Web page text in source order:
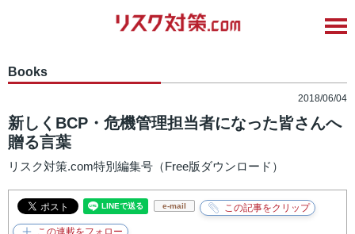
Books
2018/06/04
新しくBCP・危機管理担当者になった皆さんへ
贈る言葉
リスク対策.com特別編集号（Free版ダウンロード）
e-mail